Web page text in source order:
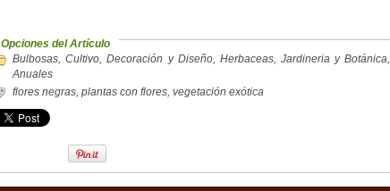
Opciones del Artículo
Bulbosas,Cultivo,Decoración y Diseño, Herbaceas,Jardineria y Botánica,
Anuales
flores negras, plantas con flores, vegetación exótica